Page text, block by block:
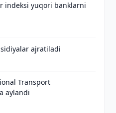
indeksi yuqori banklarni
ajratiladi
Transport
aylandi